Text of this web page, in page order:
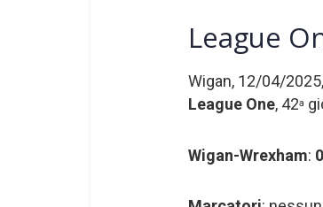
League
Wigan, 12/04/2025,
League One, 42a
Wigan-Wrexham: